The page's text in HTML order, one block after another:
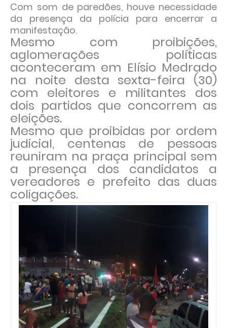
Com som de paredões, houve necessidade
da presença da polícia para encerrar a
manifestação.
Mesmo com proibições,
aglomerações políticas
aconteceram em Elísio Medrado
na noite desta sexta-feira (30)
com eleitores e militantes dos
dois partidos que concorrem as
eleições.
Mesmo que proibidas por ordem
judicial, centenas de pessoas
reuniram na praça principal sem
a presença dos candidatos a
vereadores e prefeito das duas
coligações.